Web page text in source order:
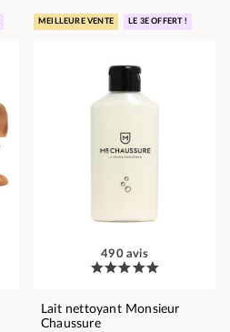
MEILLEURE VENTE LE 3E OFFERT !
490 avis
Lait nettoyant Monsieur
Chaussure